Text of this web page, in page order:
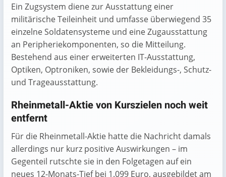
Ein Zugsystem diene zur Ausstattung einer
militärische Teileinheit und umfasse überwiegend 35
einzelne Soldatensysteme und eine Zugausstattung
an Peripheriekomponenten, so die Mitteilung.
Bestehend aus einer erweiterten IT-Ausstattung,
Optiken, Optroniken, sowie der Bekleidungs-, Schutz-
und Trage­ausstattung.
Rheinmetall-Aktie von Kurszielen noch weit
entfernt
Für die Rheinmetall-Aktie hatte die Nachricht damals
allerdings nur kurz positive Auswirkungen – im
Gegenteil rutschte sie in den Folgetagen auf ein
neues 12-Monats-Tief bei 1.099 Euro, ausgebildet am